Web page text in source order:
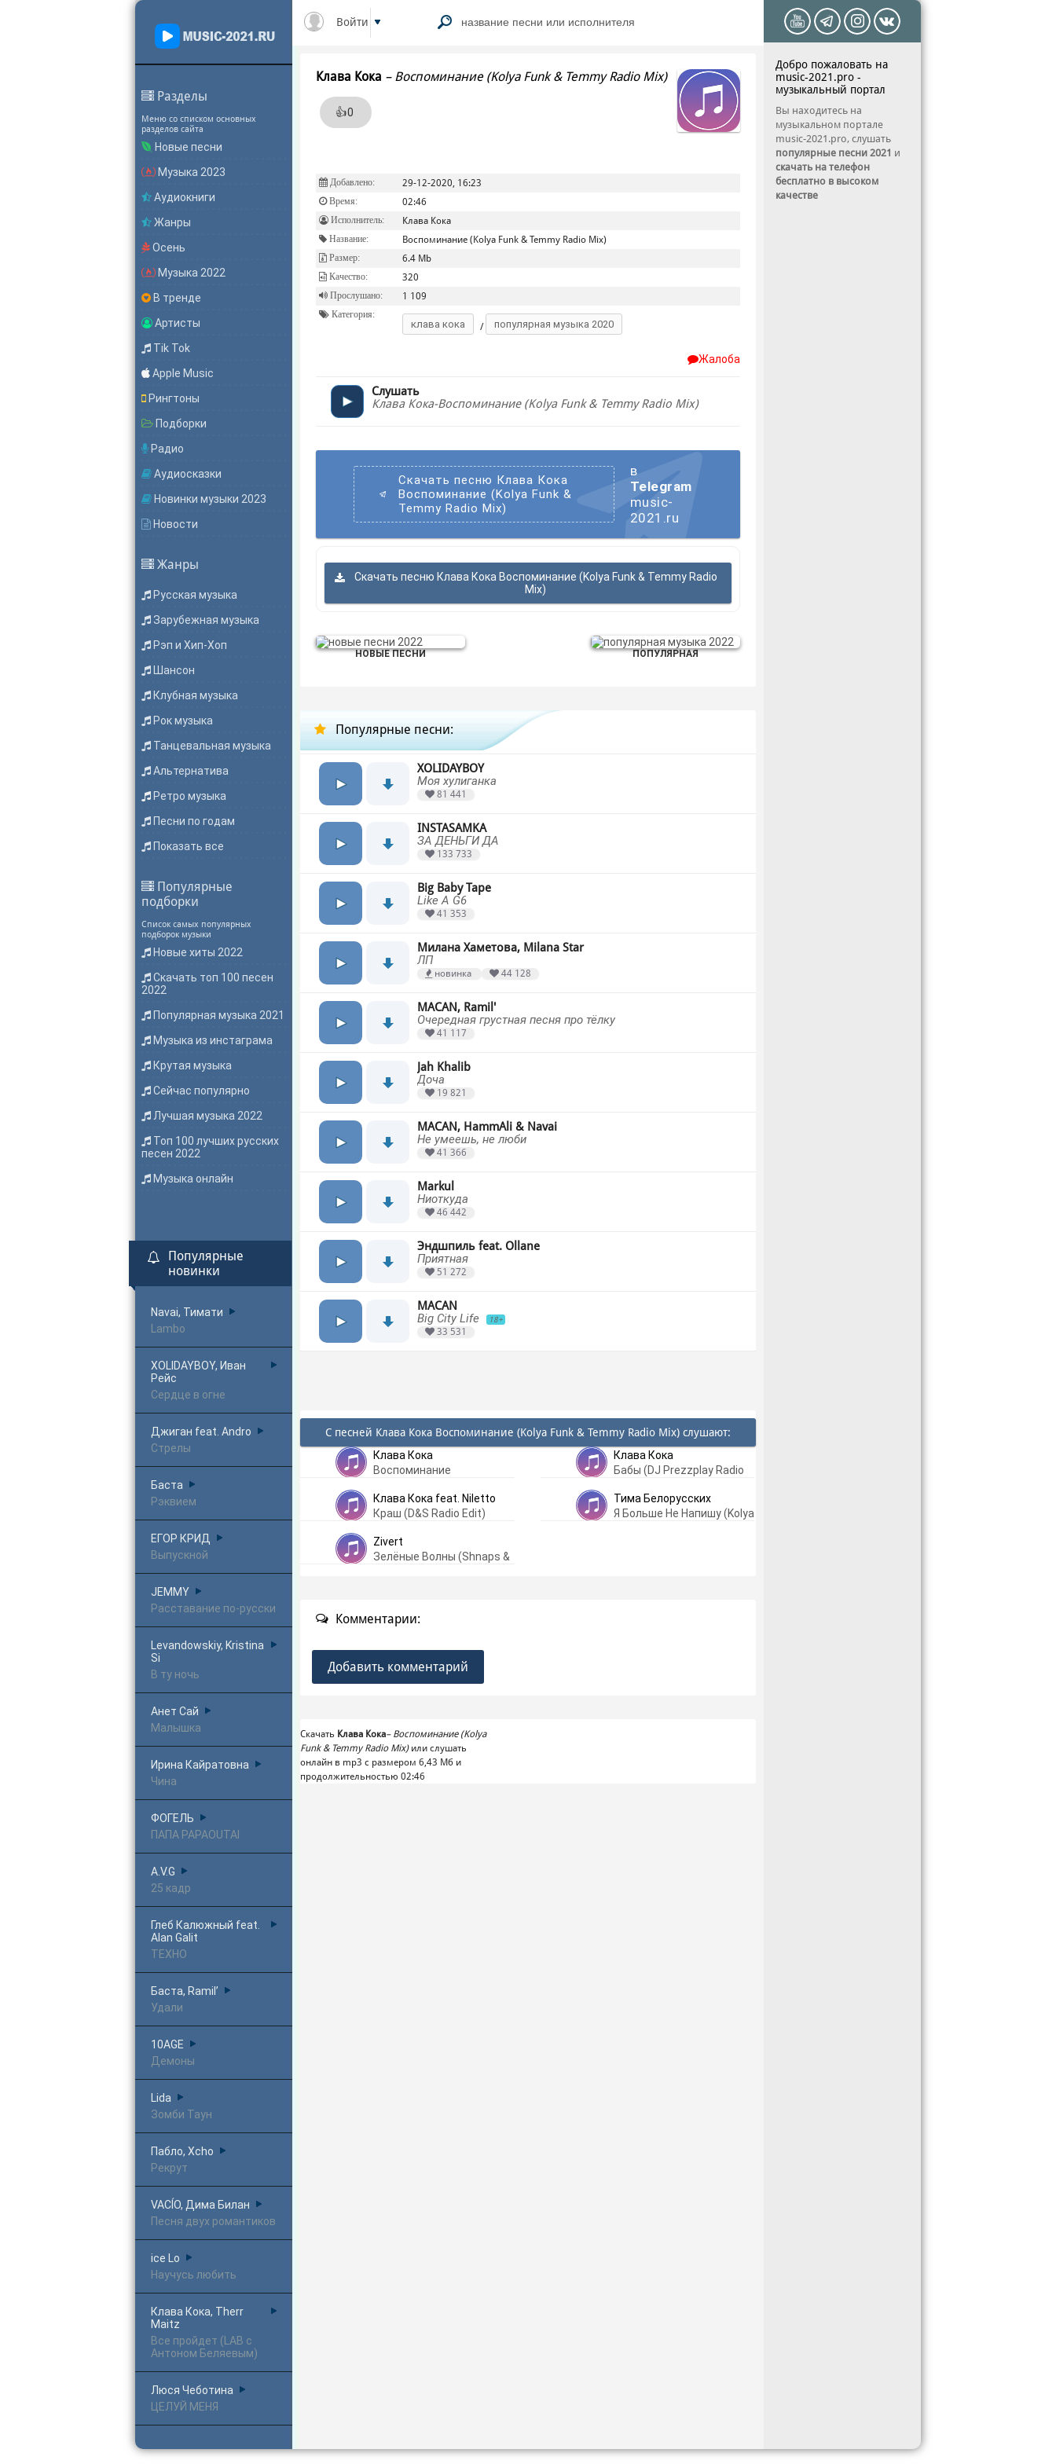
Разделы
Меню со списком основных
разделов сайта
Новые песни
Музыка 2023
Аудиокниги
Жанры
Осень
Музыка 2022
В тренде
Артисты
Tik Tok
Apple Music
Рингтоны
Подборки
Радио
Аудиосказки
Новинки музыки 2023
Новости
Жанры
Русская музыка
Зарубежная музыка
Рэп и Хип-Хоп
Шансон
Клубная музыка
Рок музыка
Танцевальная музыка
Альтернатива
Ретро музыка
Песни по годам
Показать все
Популярные
подборки
Список самых популярных
подборок музыки
Новые хиты 2022
Скачать топ 100 песен
2022
Популярная музыка 2021
Музыка из инстаграма
Крутая музыка
Сейчас популярно
Лучшая музыка 2022
Топ 100 лучших русских
песен 2022
Музыка онлайн
Популярные
новинки
Navai, Тимати
Lambo
XOLIDAYBOY, Иван
Рейс
Сердце в огне
Джиган feat. Andro
Стрелы
Баста
Рэквием
ЕГОР КРИД
Выпускной
JEMMY
Расставание по-русски
Levandowskiy, Kristina
Si
В ту ночь
Анет Сай
Малышка
Ирина Кайратовна
Чина
ФОГЕЛЬ
ПАПА PAPAOUTAI
A.V.G
25 кадр
Глеб Калюжный feat.
Alan Galit
ТЕХНО
Баста, Ramil’
Удали
10AGE
Демоны
Lida
Зомби Таун
Пабло, Xcho
Рекрут
VACÍO, Дима Билан
Песня двух романтиков
ice Lo
Научусь любить
Клава Кока, Therr
Maitz
Все пройдет (LAB с
Антоном Беляевым)
Люся Чеботина
ЦЕЛУЙ МЕНЯ
Войти
Клава Кока – Воспоминание (Kolya Funk & Temmy Radio Mix)
👍0
Добавлено: 29-12-2020, 16:23
Время: 02:46
Исполнитель: Клава Кока
Название: Воспоминание (Kolya Funk & Temmy Radio Mix)
Размер: 6.4 Mb
Качество: 320
Прослушано: 1 109
Категория:
клава кока / популярная музыка 2020
Жалоба
Слушать
Клава Кока-Воспоминание (Kolya Funk & Temmy Radio Mix)
Скачать песню Клава Кока
Воспоминание (Kolya Funk &
Temmy Radio Mix)
в
Telegram
music-
2021.ru
Скачать песню Клава Кока Воспоминание (Kolya Funk & Temmy Radio
Mix)
НОВЫЕ ПЕСНИ ПОПУЛЯРНАЯ
Популярные песни:
XOLIDAYBOY
Моя хулиганка
81 441
INSTASAMKA
ЗА ДЕНЬГИ ДА
133 733
Big Baby Tape
Like A G6
41 353
Милана Хаметова, Milana Star
ЛП
новинка 44 128
MACAN, Ramil'
Очередная грустная песня про тёлку
41 117
Jah Khalib
Доча
19 821
MACAN, HammAli & Navai
Не умеешь, не люби
41 366
Markul
Ниоткуда
46 442
Эндшпиль feat. Ollane
Приятная
51 272
MACAN
Big City Life
18+
33 531
С песней Клава Кока Воспоминание (Kolya Funk & Temmy Radio Mix) слушают:
Клава Кока
Воспоминание
Клава Кока
Бабы (DJ Prezzplay Radio
Клава Кока feat. Niletto
Краш (D&S Radio Edit)
Тима Белорусских
Я Больше Не Напишу (Kolya
Zivert
Зелёные Волны (Shnaps &
Комментарии:
Добавить комментарий
Скачать Клава Кока– Воспоминание (Kolya
Funk & Temmy Radio Mix)или слушать
онлайн в mp3 с размером 6,43 Mб и
продолжительностью 02:46
Добро пожаловать на
music-2021.pro -
музыкальный портал
Вы находитесь на
музыкальном портале
music-2021.pro, слушать
популярные песни 2021 и
скачать на телефон
бесплатно в высоком
качестве